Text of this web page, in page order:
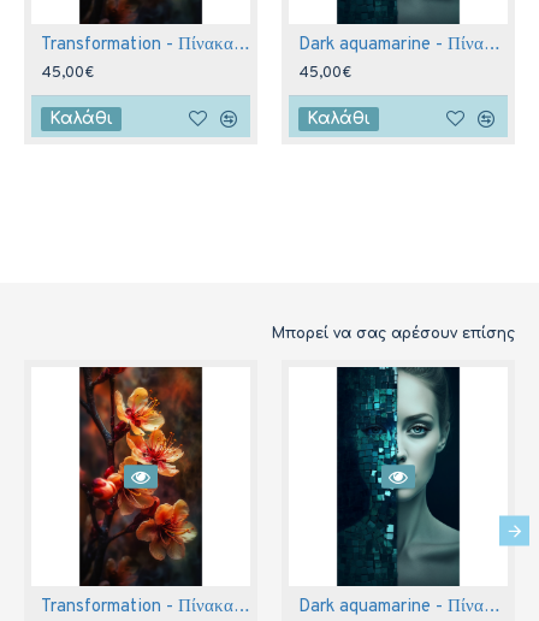
Transformation - Πίνακας σε καμβά
45,00€
Καλάθι
Dark aquamarine - Πίνακας σε καμβά
45,00€
Καλάθι
Μπορεί να σας αρέσουν επίσης
Transformation - Πίνακας σε καμβά Dark aquamarine - Πίνακας σε καμβά